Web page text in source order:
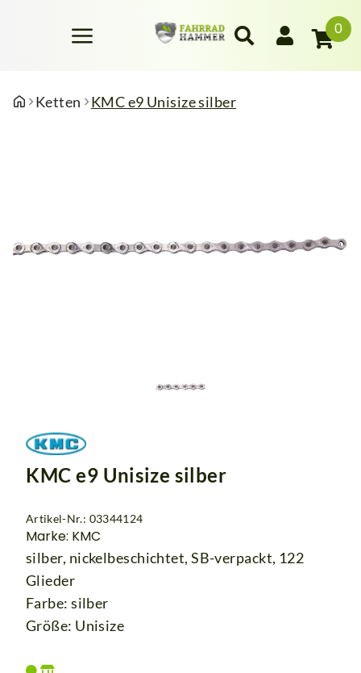
0
Ketten KMC e9 Unisize silber
KMC e9 Unisize silber
Artikel-Nr.: 03344124
Marke: KMC
silber, nickelbeschichtet, SB-verpackt, 122
Glieder
Farbe: silber
Größe: Unisize